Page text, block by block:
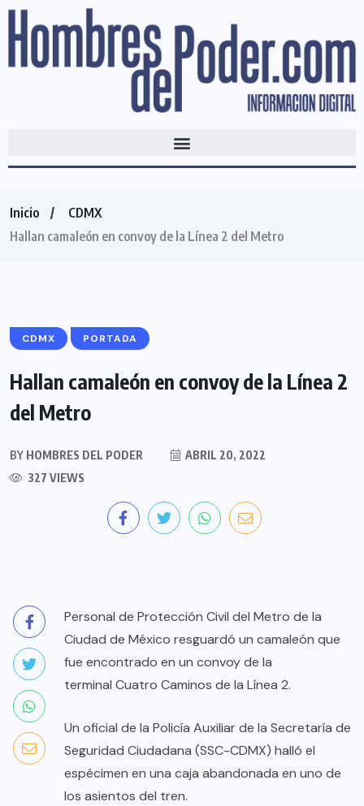
Inicio
CDMX
Hallan camaleón en convoy de la Línea 2 del Metro
CDMX PORTADA
Hallan camaleón en convoy de la Línea 2
del Metro
BY HOMBRES DEL PODER
ABRIL 20, 2022
327 VIEWS
Personal de Protección Civil del Metro de la
Ciudad de México resguardó un camaleón que
fue encontrado en un convoy de la
terminal Cuatro Caminos de la Línea 2.
Un oficial de la Policía Auxiliar de la Secretaría de
Seguridad Ciudadana (SSC-CDMX) halló el
espécimen en una caja abandonada en uno de
los asientos del tren.